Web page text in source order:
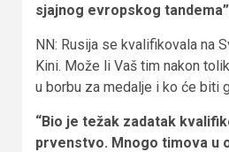
sjajnog evropskog
NN: Rusija se kvalifikovala na
Kini. Može li Vaš tim nakon
u borbu za medalje i ko će biti
“Bio je težak zadatak
prvenstvo. Mnogo timova u